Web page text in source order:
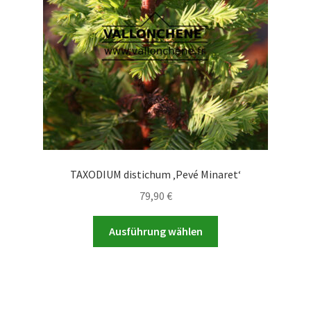
auf
der
Produktseite
gewählt
werden
TAXODIUM distichum ‚Pevé Minaret‘
79,90 €
Ausführung wählen